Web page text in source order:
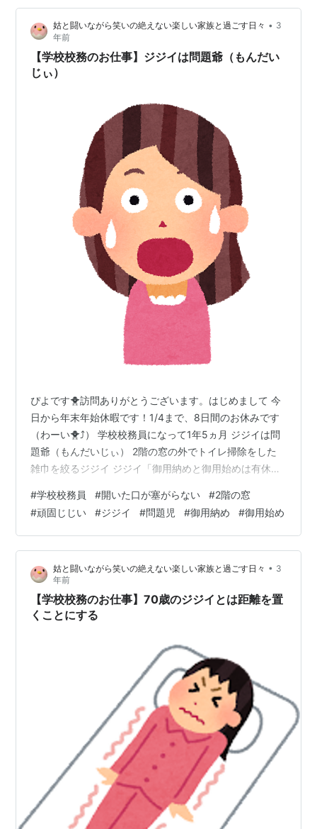
harue818.hatenablog.com担当者も職員さんもジジイと
関わりたくないのか、注意することもなく放置されてい
ますこのまま何も問題が起こらなければいいん…
姑と闘いながら笑いの絶えない楽しい家族と過ごす日々 • 3
年前
【学校校務のお仕事】ジジイは問題爺（もんだい
じぃ）
ぴよです🐥訪問ありがとうございます。はじめまして 今
日から年末年始休暇です！1/4まで、8日間のお休みです
（わーい🐥⤴） 学校校務員になって1年5ヵ月 ジジイは問
題爺（もんだいじぃ） 2階の窓の外でトイレ掃除をした
雑巾を絞るジジイ ジジイ「御用納めと御用始めは有休を
って1年5ヵ月 再就職で学校校務員になり、1年5ヵ月経ち
ましたharue818.hatenablog.com入社してすぐの引継ぎ
では、おばちゃんが余計なこと（悪口等）をペラペラ話
してきてきつかった💦私とほぼ一緒に入社したTちゃんと
は仲良くやっていましたが、家庭の事情により4ヵ月足…
#学校校務員 #開いた口が塞がらない #2階の窓
#頑固じじい #ジジイ #問題児 #御用納め #御用始め
姑と闘いながら笑いの絶えない楽しい家族と過ごす日々 • 3
年前
【学校校務のお仕事】70歳のジジイとは距離を置
くことにする